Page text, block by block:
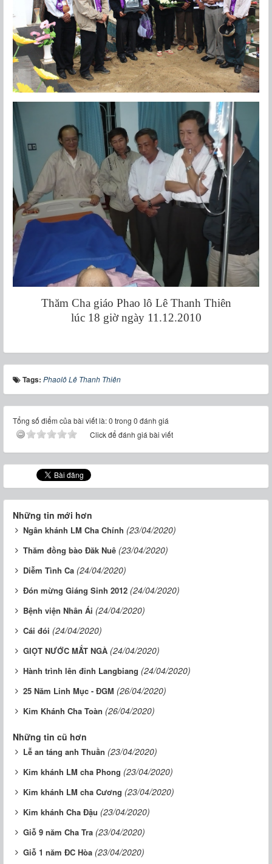
Thăm Cha giáo Phao lô Lê Thanh Thiên
lúc 18 giờ ngày 11.12.2010
Tags: Phaolô Lê Thanh Thiên
Tổng số điểm của bài viết là: 0 trong 0 đánh giá
Click để đánh giá bài viết
Những tin mới hơn
Ngân khánh LM Cha Chính (23/04/2020)
Thăm đồng bào Đăk Nuê (23/04/2020)
Diễm Tình Ca (24/04/2020)
Đón mừng Giáng Sinh 2012 (24/04/2020)
Bệnh viện Nhân Ái (24/04/2020)
Cái đói (24/04/2020)
GIỌT NƯỚC MẮT NGÀ (24/04/2020)
Hành trình lên đỉnh Langbiang (24/04/2020)
25 Năm Linh Mục - ĐGM (26/04/2020)
Kim Khánh Cha Toàn (26/04/2020)
Những tin cũ hơn
Lễ an táng anh Thuần (23/04/2020)
Kim khánh LM cha Phong (23/04/2020)
Kim khánh LM cha Cương (23/04/2020)
Kim khánh Cha Đậu (23/04/2020)
Giỗ 9 năm Cha Tra (23/04/2020)
Giỗ 1 năm ĐC Hòa (23/04/2020)